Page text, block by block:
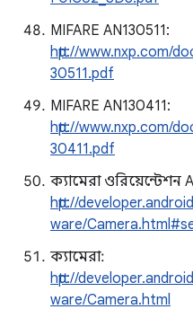
MIFARE AN130511:
http://www.nxp.com/
30511.pdf
MIFARE AN130411:
http://www.nxp.com/
30411.pdf
ক্যামেরা ওরিয়েন্টেশন
http://
ware/
ক্যামেরা:
http://
ware/Camera.html